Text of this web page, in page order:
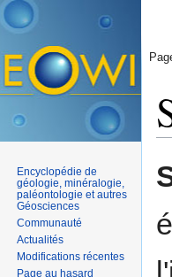
Encyclopédie de
géologie, minéralogie,
paléontologie et autres
Géosciences
Communauté
Actualités
Modifications récentes
Page au hasard